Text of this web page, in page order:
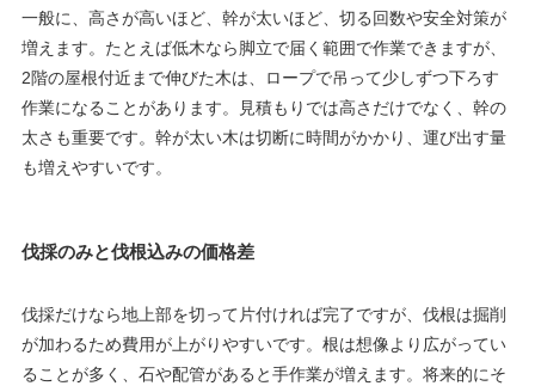
一般に、高さが高いほど、幹が太いほど、切る回数や安全対策が
増えます。たとえば低木なら脚立で届く範囲で作業できますが、
2階の屋根付近まで伸びた木は、ロープで吊って少しずつ下ろす
作業になることがあります。見積もりでは高さだけでなく、幹の
太さも重要です。幹が太い木は切断に時間がかかり、運び出す量
も増えやすいです。
伐採のみと伐根込みの価格差
伐採だけなら地上部を切って片付ければ完了ですが、伐根は掘削
が加わるため費用が上がりやすいです。根は想像より広がってい
ることが多く、石や配管があると手作業が増えます。将来的にそ